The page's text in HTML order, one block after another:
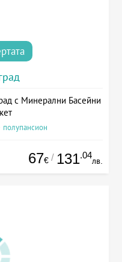
с Минерални Басейни
67€ / 131.04
лв.